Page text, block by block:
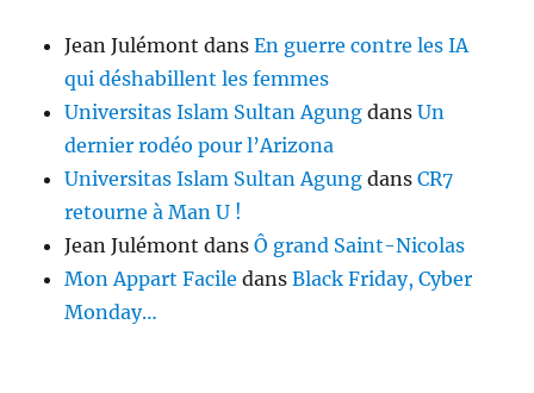
Jean Julémont dansEn guerre contre les IA
qui déshabillent les femmes
Universitas Islam Sultan Agung dansUn
dernier rodéo pour l’Arizona
Universitas Islam Sultan Agung dansCR7
retourne à Man U !
Jean Julémont dansÔ grand Saint-Nicolas
Mon Appart Facile dansBlack Friday, Cyber
Monday…